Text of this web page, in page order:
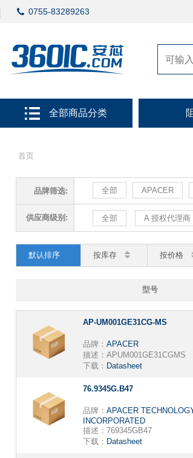
0755-83289263
全部商品分类
首页
品牌筛选: 全部 APACER
供应商级别: 全部 A 授权代理商
默认排序 按库存 按价格
型号
AP-UM001GE31CG-MS
品牌： APACER
描述： APUM001GE31CGMS
下载： Datasheet
76.9345G.B47
品牌： APACER
INCORPORATED
描述： 769345GB47
下载： Datasheet